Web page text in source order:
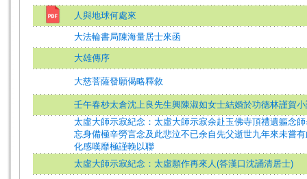
人與地球何處來
大法輪書局陳海量居士來函
大雄傳序
大慈菩薩發願偈略釋敘
壬午春杪太倉沈上良先生興陳淑如女士結婚於功德林謹賀
太虛大師示寂紀念：太虛大師示寂余赴玉佛寺頂禮遺軀念
忘身備極辛勞言念及此悲泣不已余自先父逝世九年來未嘗
化感嘆靡極謹輓以聯
太虛大師示寂紀念：太虛願作再來人(答漢口沈誦清居士)